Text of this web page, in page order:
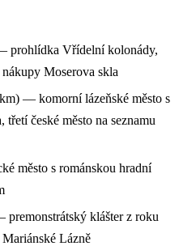
prohlídka Vřídelní kolonády,
Moserova skla
— komorní lázeňské město s
třetí české město na seznamu
město s románskou hradní
klášter z roku
Lázně